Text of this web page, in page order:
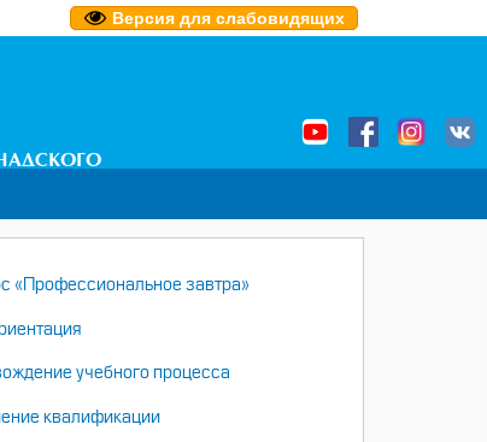
Версия для слабовидящих
«Профессиональное завтра»
учебного процесса
квалификации